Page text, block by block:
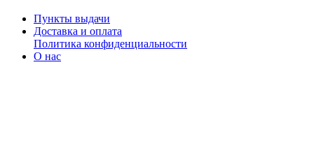
Пункты выдачи
Доставка и оплата
Политика конфиденциальности
О нас